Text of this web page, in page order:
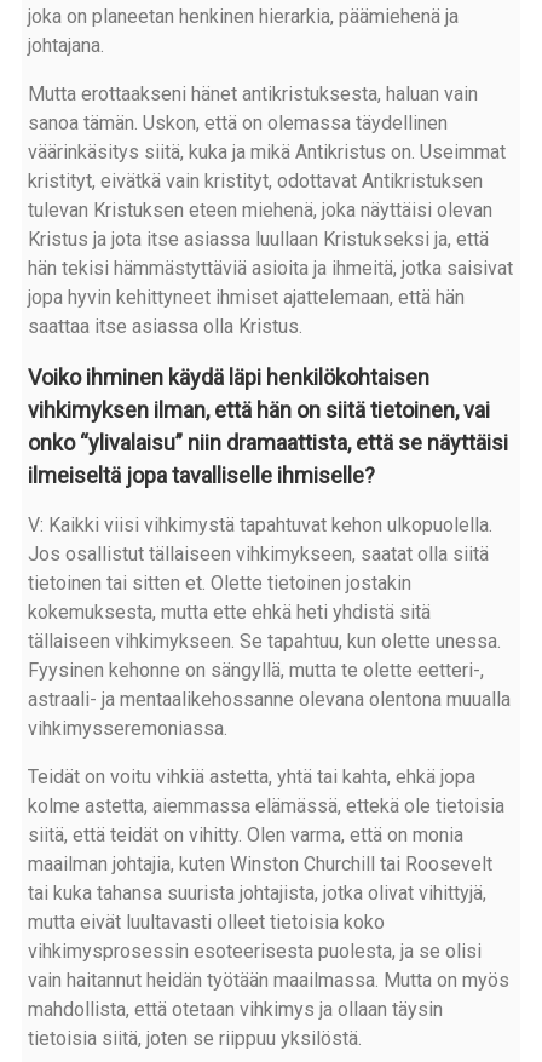
joka on planeetan henkinen hierarkia, päämiehenä ja
johtajana.
Mutta erottaakseni hänet antikristuksesta, haluan vain
sanoa tämän. Uskon, että on olemassa täydellinen
väärinkäsitys siitä, kuka ja mikä Antikristus on. Useimmat
kristityt, eivätkä vain kristityt, odottavat Antikristuksen
tulevan Kristuksen eteen miehenä, joka näyttäisi olevan
Kristus ja jota itse asiassa luullaan Kristukseksi ja, että
hän tekisi hämmästyttäviä asioita ja ihmeitä, jotka saisivat
jopa hyvin kehittyneet ihmiset ajattelemaan, että hän
saattaa itse asiassa olla Kristus.
Voiko ihminen käydä läpi henkilökohtaisen
vihkimyksen ilman, että hän on siitä tietoinen, vai
onko “ylivalaisu” niin dramaattista, että se näyttäisi
ilmeiseltä jopa tavalliselle ihmiselle?
V: Kaikki viisi vihkimystä tapahtuvat kehon ulkopuolella.
Jos osallistut tällaiseen vihkimykseen, saatat olla siitä
tietoinen tai sitten et. Olette tietoinen jostakin
kokemuksesta, mutta ette ehkä heti yhdistä sitä
tällaiseen vihkimykseen. Se tapahtuu, kun olette unessa.
Fyysinen kehonne on sängyllä, mutta te olette eetteri-,
astraali- ja mentaalikehossanne olevana olentona muualla
vihkimysseremoniassa.
Teidät on voitu vihkiä astetta, yhtä tai kahta, ehkä jopa
kolme astetta, aiemmassa elämässä, ettekä ole tietoisia
siitä, että teidät on vihitty. Olen varma, että on monia
maailman johtajia, kuten Winston Churchill tai Roosevelt
tai kuka tahansa suurista johtajista, jotka olivat vihittyjä,
mutta eivät luultavasti olleet tietoisia koko
vihkimysprosessin esoteerisesta puolesta, ja se olisi
vain haitannut heidän työtään maailmassa. Mutta on myös
mahdollista, että otetaan vihkimys ja ollaan täysin
tietoisia siitä, joten se riippuu yksilöstä.